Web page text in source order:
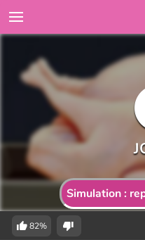
Simulation :
82%